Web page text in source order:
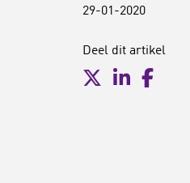
29-01-2020
Deel dit artikel